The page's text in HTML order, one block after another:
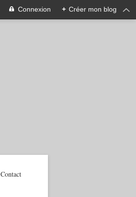
Connexion + Créer mon blog
Contact